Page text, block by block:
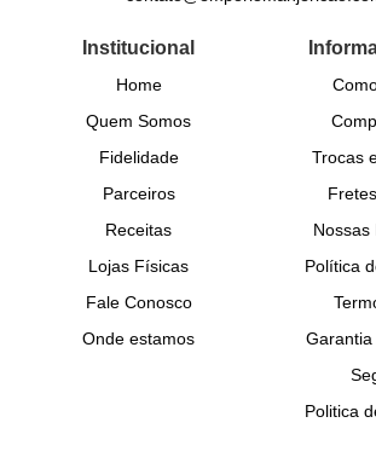
Institucional
Home
Quem Somos
Fidelidade
Parceiros
Receitas
Lojas Físicas
Fale Conosco
Onde estamos
Trocas
Nossas
Política
Politica